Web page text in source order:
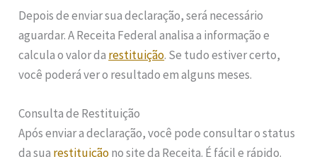
Depois de enviar sua declaração, será necessário
aguardar. A Receita Federal analisa a informação e
calcula o valor da restituição. Se tudo estiver certo,
você poderá ver o resultado em alguns meses.
Consulta de Restituição
Após enviar a declaração, você pode consultar o status
da sua restituiçãono site da Receita. É fácil e rápido.